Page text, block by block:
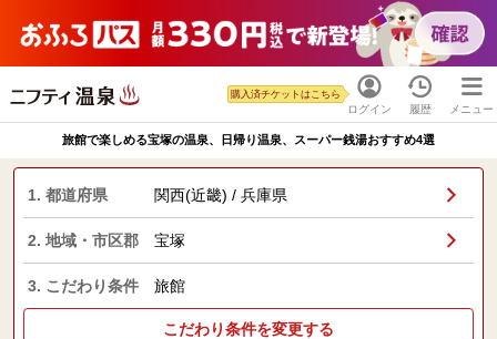
ログイン
購入済チケットはこちら
履歴 メニュー
旅館で楽しめる宝塚の温泉、日帰り温泉、スーパー銭湯おすすめ4選
1. 都道府県 関西(近畿) / 兵庫県
2. 地域・市区郡 宝塚
3. こだわり条件 旅館
こだわり条件を変更する